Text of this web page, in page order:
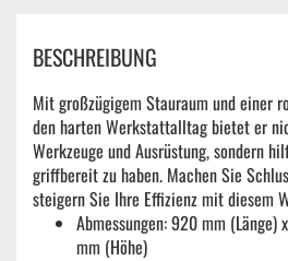
BESCHREIBUNG
Mit großzügigem Stauraum und einer
den harten Werkstattalltag bietet er
Werkzeuge und Ausrüstung, sondern
griffbereit zu haben. Machen Sie
steigern Sie Ihre Effizienz mit diesem
Abmessungen: 920 mm
mm (Höhe)